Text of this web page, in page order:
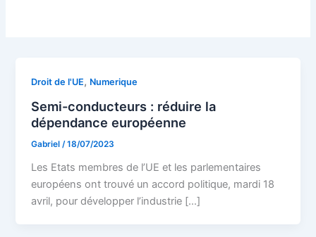
Droit de l'UE, Numerique
Semi-conducteurs : réduire la
dépendance européenne
Gabriel /18/07/2023
Les Etats membres de l’UE et les parlementaires
européens ont trouvé un accord politique, mardi 18
avril, pour développer l’industrie […]